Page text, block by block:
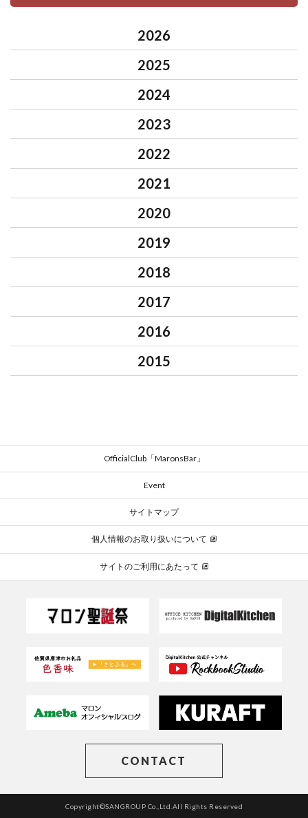
2026
2025
2024
2023
2022
2021
2020
2019
2018
2017
2016
2015
OfficialClub「MaronsBar」
Event
サイトマップ
個人情報のお取り扱いについて
サイトのご利用にあたって
CONTACT
Copyright©SANGROUP Co.,Ltd.All Rights Reserved